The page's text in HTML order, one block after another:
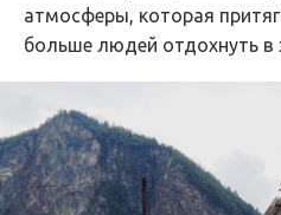
атмосферы, которая
больше людей отдохнуть в